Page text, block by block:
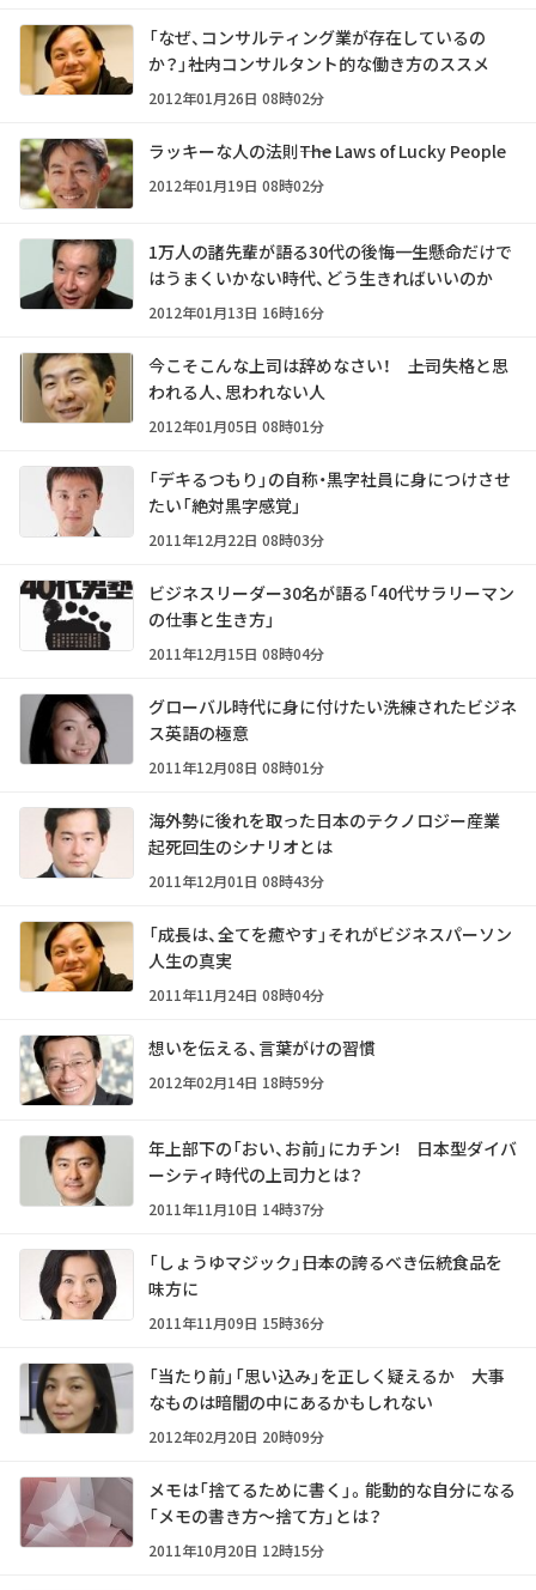
「なぜ、コンサルティング業が存在しているの
か？」――社内コンサルタント的な働き方のススメ
2012年01月26日 08時02分
ラッキーな人の法則――The Laws of Lucky People
2012年01月19日 08時02分
1万人の諸先輩が語る30代の後悔――一生懸命だけで
はうまくいかない時代、どう生きればいいのか
2012年01月13日 16時16分
今こそこんな上司は辞めなさい！ ――上司失格と思
われる人、思われない人
2012年01月05日 08時01分
「デキるつもり」の自称・黒字社員に身につけさせ
たい「絶対黒字感覚」
2011年12月22日 08時03分
ビジネスリーダー30名が語る「40代サラリーマン
の仕事と生き方」
2011年12月15日 08時04分
グローバル時代に身に付けたい洗練されたビジネ
ス英語の極意
2011年12月08日 08時01分
海外勢に後れを取った日本のテクノロジー産業
起死回生のシナリオとは
2011年12月01日 08時43分
「成長は、全てを癒やす」それがビジネスパーソン
人生の真実
2011年11月24日 08時04分
想いを伝える、言葉がけの習慣
2012年02月14日 18時59分
年上部下の「おい、お前」にカチン! 日本型ダイバ
ーシティ時代の上司力とは？
2011年11月10日 14時37分
「しょうゆマジック」――日本の誇るべき伝統食品を
味方に
2011年11月09日 15時36分
「当たり前」「思い込み」を正しく疑えるか 大事
なものは暗闇の中にあるかもしれない
2012年02月20日 20時09分
メモは「捨てるために書く」。能動的な自分になる
「メモの書き方～捨て方」とは？
2011年10月20日 12時15分